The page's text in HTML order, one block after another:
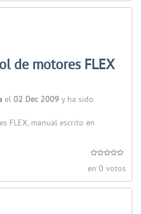
de motores FLEX
el 02 Dec 2009 y ha sido
FLEX, manual escrito en
en 0 votos